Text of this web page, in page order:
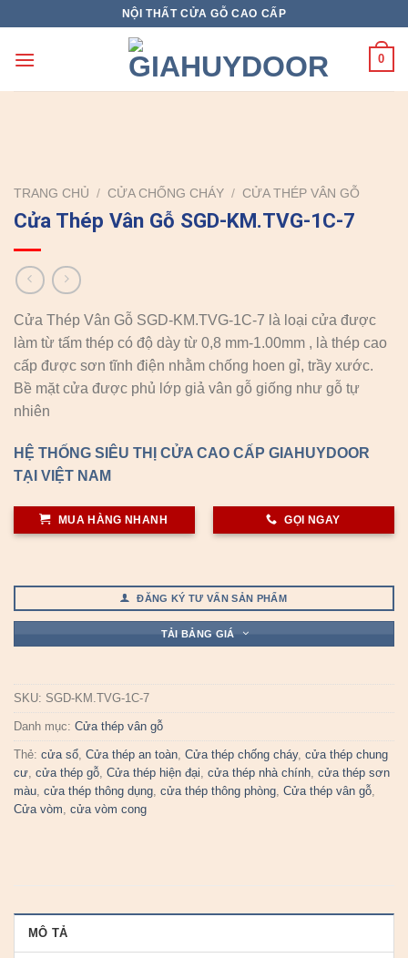
content
NỘI THẤT CỬA GỖ CAO CẤP
0
TRANG CHỦ / CỬA CHỐNG CHÁY / CỬA THÉP VÂN GỖ
Cửa Thép Vân Gỗ SGD-KM.TVG-1C-7
Cửa Thép Vân Gỗ SGD-KM.TVG-1C-7 là loại cửa được
làm từ tấm thép có độ dày từ 0,8 mm-1.00mm , là thép cao
cấp được sơn tĩnh điện nhằm chống hoen gỉ, trầy xước.
Bề mặt cửa được phủ lớp giả vân gỗ giống như gỗ tự
nhiên
HỆ THỐNG SIÊU THỊ CỬA CAO CẤP GIAHUYDOOR
TẠI VIỆT NAM
MUA HÀNG NHANH GỌI NGAY
ĐĂNG KÝ TƯ VẤN SẢN PHẨM
TẢI BẢNG GIÁ
SKU: SGD-KM.TVG-1C-7
Danh mục: Cửa thép vân gỗ
Thẻ: cửa sổ, Cửa thép an toàn, Cửa thép chống cháy, cửa thép chung
cư, cửa thép gỗ, Cửa thép hiện đại, cửa thép nhà chính, cửa thép sơn
màu, cửa thép thông dụng, cửa thép thông phòng, Cửa thép vân gỗ,
Cửa vòm, cửa vòm cong
MÔ TẢ